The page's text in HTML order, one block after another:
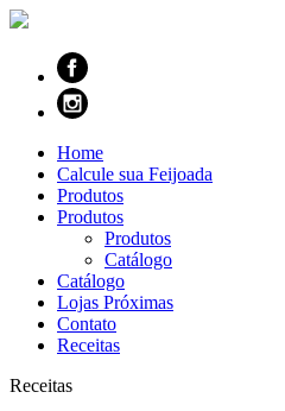
Home
Calcule sua Feijoada
Produtos
Produtos
Produtos
Catálogo
Catálogo
Lojas Próximas
Contato
Receitas
Receitas